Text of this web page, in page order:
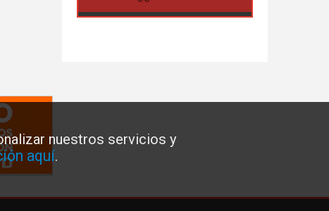
nuestros servicios y
aquí.